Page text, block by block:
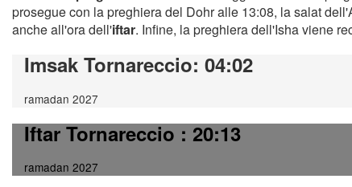
prosegue con la preghiera del Dohr alle 13:08, la salat
anche all'ora dell'iftar. Infine, la preghiera dell'Isha viene
Imsak Tornareccio: 04:02
ramadan 2027
Iftar Tornareccio: 20:13
ramadan 2027